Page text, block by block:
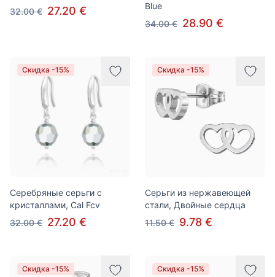
32.00 € 27.20 €
Blue
34.00 € 28.90 €
Скидка -15%
Серебряные серьги с
кристаллами, Cal Fcv
32.00 € 27.20 €
Скидка -15%
Серьги из нержавеющей
стали, Двойные сердца
11.50 € 9.78 €
Скидка -15% Скидка -15%